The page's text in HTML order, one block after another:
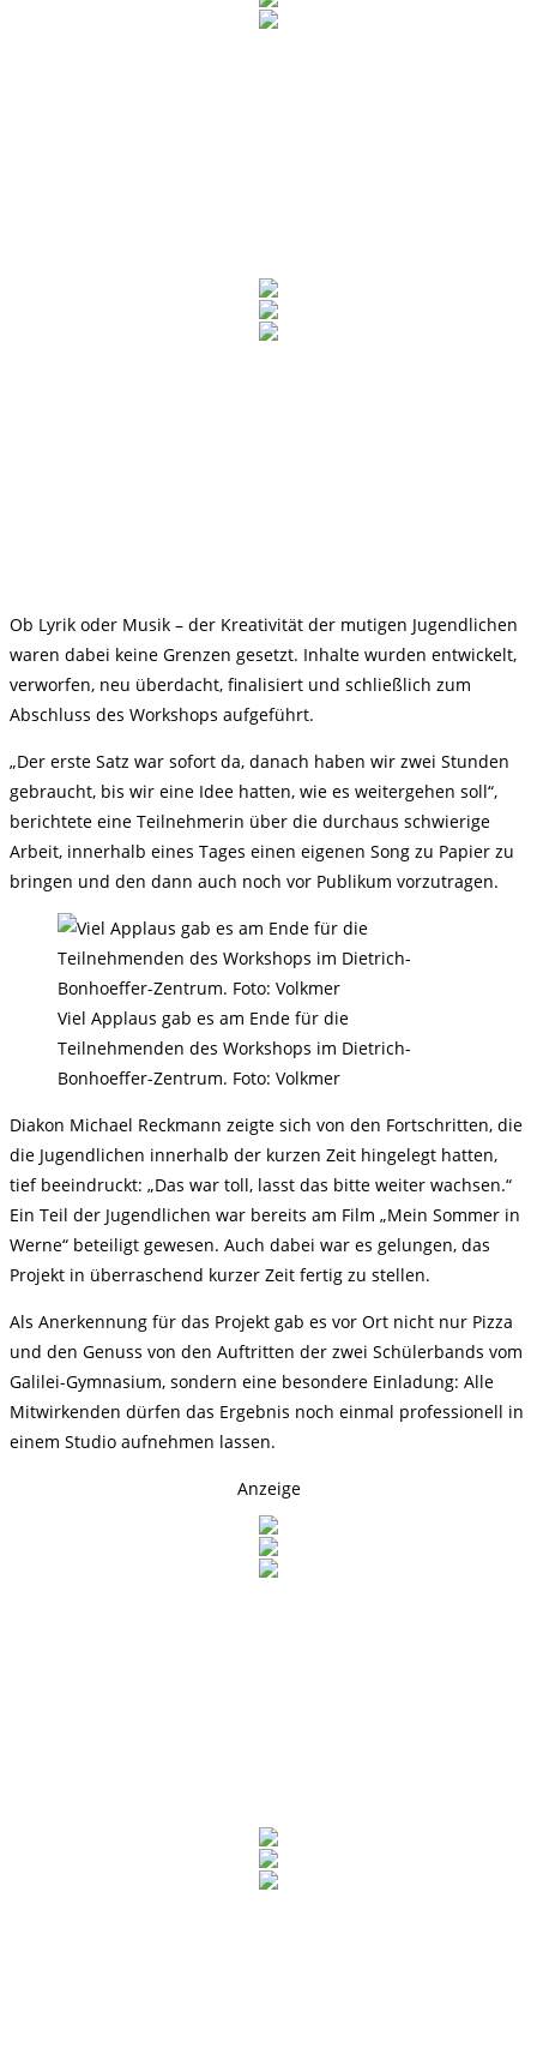
Ob Lyrik oder Musik – der Kreativität der mutigen Jugendlichen
waren dabei keine Grenzen gesetzt. Inhalte wurden entwickelt,
verworfen, neu überdacht, finalisiert und schließlich zum
Abschluss des Workshops aufgeführt.
„Der erste Satz war sofort da, danach haben wir zwei Stunden
gebraucht, bis wir eine Idee hatten, wie es weitergehen soll“,
berichtete eine Teilnehmerin über die durchaus schwierige
Arbeit, innerhalb eines Tages einen eigenen Song zu Papier zu
bringen und den dann auch noch vor Publikum vorzutragen.
Viel Applaus gab es am Ende für die
Teilnehmenden des Workshops im Dietrich-
Bonhoeffer-Zentrum. Foto: Volkmer
Diakon Michael Reckmann zeigte sich von den Fortschritten, die
die Jugendlichen innerhalb der kurzen Zeit hingelegt hatten,
tief beeindruckt: „Das war toll, lasst das bitte weiter wachsen.“
Ein Teil der Jugendlichen war bereits am Film „Mein Sommer in
Werne“ beteiligt gewesen. Auch dabei war es gelungen, das
Projekt in überraschend kurzer Zeit fertig zu stellen.
Als Anerkennung für das Projekt gab es vor Ort nicht nur Pizza
und den Genuss von den Auftritten der zwei Schülerbands vom
Galilei-Gymnasium, sondern eine besondere Einladung: Alle
Mitwirkenden dürfen das Ergebnis noch einmal professionell in
einem Studio aufnehmen lassen.
Anzeige